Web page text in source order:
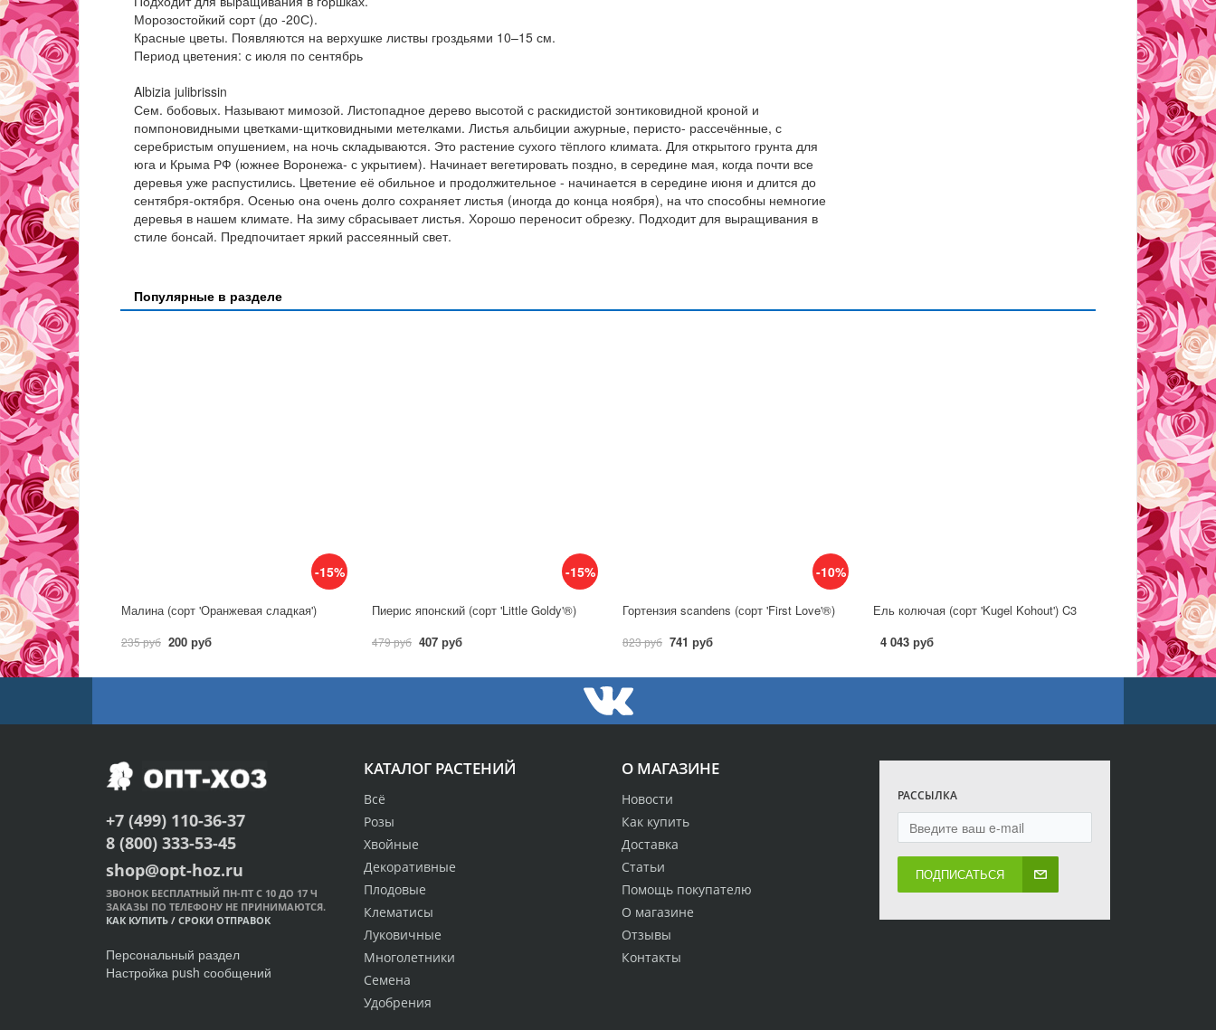
Морозостойкий сорт (до -20С).
Красные цветы. Появляются на верхушке листвы гроздьями 10–15 см.
Период цветения: с июля по сентябрь
Albizia julibrissin
Сем. бобовых. Называют мимозой. Листопадное дерево высотой с раскидистой зонтиковидной кроной и
помпоновидными цветками-щитковидными метелками. Листья альбиции ажурные, перисто- рассечённые, с
серебристым опушением, на ночь складываются. Это растение сухого тёплого климата. Для открытого грунта для
юга и Крыма РФ (южнее Воронежа- с укрытием). Начинает вегетировать поздно, в середине мая, когда почти все
деревья уже распустились. Цветение её обильное и продолжительное - начинается в середине июня и длится до
сентября-октября. Осенью она очень долго сохраняет листья (иногда до конца ноября), на что способны немногие
деревья в нашем климате. На зиму сбрасывает листья. Хорошо переносит обрезку. Подходит для выращивания в
стиле бонсай. Предпочитает яркий рассеянный свет.
Популярные в разделе
-15%
Малина (сорт 'Оранжевая сладкая')
235 руб 200 руб
-15%
Пиерис японский (сорт 'Little Goldy'®)
479 руб 407 руб
-10%
Гортензия scandens (сорт 'First Love'®)
823 руб 741 руб
Ель колючая (сорт 'Kugel Kohout') C3
4 043 руб
О МАГАЗИНЕ
Новости
Как купить
Доставка
Статьи
Помощь покупателю
О магазине
Отзывы
Контакты
КАТАЛОГ РАСТЕНИЙ
Всё
Розы
Хвойные
Декоративные
Плодовые
Клематисы
Луковичные
Многолетники
Семена
Удобрения
РАССЫЛКА
ПОДПИСАТЬСЯ
+7 (499) 110-36-37
8 (800) 333-53-45
shop@opt-hoz.ru
ЗВОНОК БЕСПЛАТНЫЙ ПН-ПТ С 10 ДО 17 Ч
ЗАКАЗЫ ПО ТЕЛЕФОНУ НЕ ПРИНИМАЮТСЯ.
КАК КУПИТЬ / СРОКИ ОТПРАВОК
Персональный раздел
Настройка push сообщений